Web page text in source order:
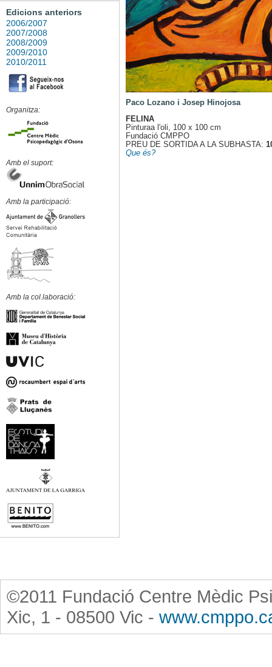
Edicions anteriors
2006/2007
2007/2008
2008/2009
2009/2010
2010/2011
Organitza:
Amb el suport:
Amb la participació:
Amb la col.laboració:
Paco Lozano i Josep Hinojosa
FELINA
Pinturaa l'oli, 100 x 100 cm
Fundació CMPPO
PREU DE SORTIDA A LA SUBHASTA:
Que és?
©2011 Fundació Centre Mèdic
Xic, 1 - 08500 Vic -